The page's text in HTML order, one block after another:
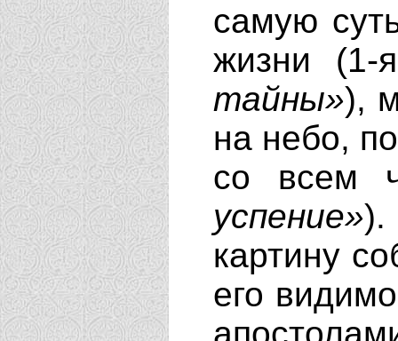
самую
жизни
тайны»),
на небо,
со всем
успение»).
картину
его